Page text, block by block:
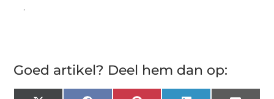
.
Goed artikel? Deel hem dan op: